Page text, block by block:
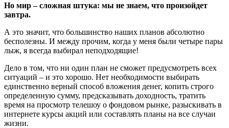
Но мир – сложная штука: мы не знаем, что произойдет
завтра.
А это значит, что большинство наших планов абсолютно
бесполезны. И между прочим, когда у меня были четыре пары
лыж, я всегда выбирал неподходящие!
Дело в том, что ни один план не сможет предусмотреть всех
ситуаций – и это хорошо. Нет необходимости выбирать
единственно верный способ вложения денег, копить строго
определенную сумму, предсказывать доходность, тратить
время на просмотр телешоу о фондовом рынке, разыскивать в
интернете курсы акций или составлять планы на все случаи
жизни.